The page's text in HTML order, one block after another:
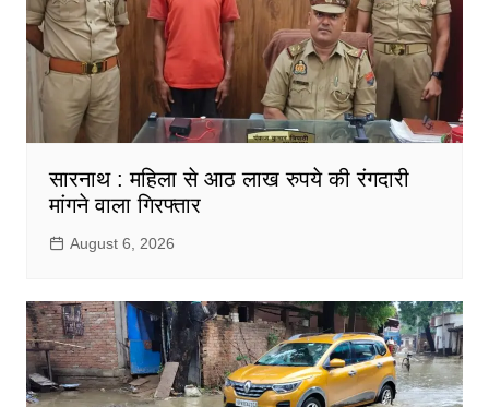
सारनाथ : महिला से आठ लाख रुपये की रंगदारी
मांगने वाला गिरफ्तार
August 6, 2026